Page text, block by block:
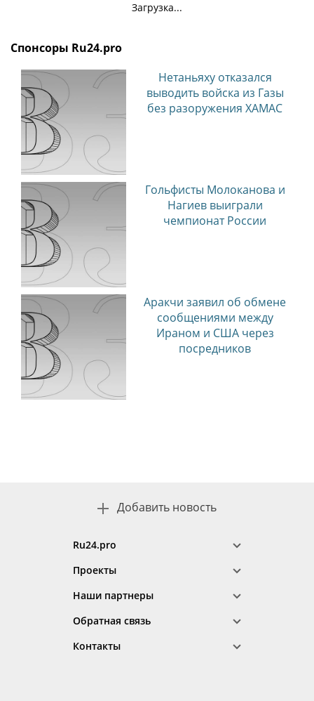
Загрузка...
Спонсоры Ru24.pro
Нетаньяху отказался
выводить войска из Газы
без разоружения ХАМАС
Гольфисты Молоканова и
Нагиев выиграли
чемпионат России
Аракчи заявил об обмене
сообщениями между
Ираном и США через
посредников
Добавить новость
Ru24.pro
Проекты
Наши партнеры
Обратная связь
Контакты